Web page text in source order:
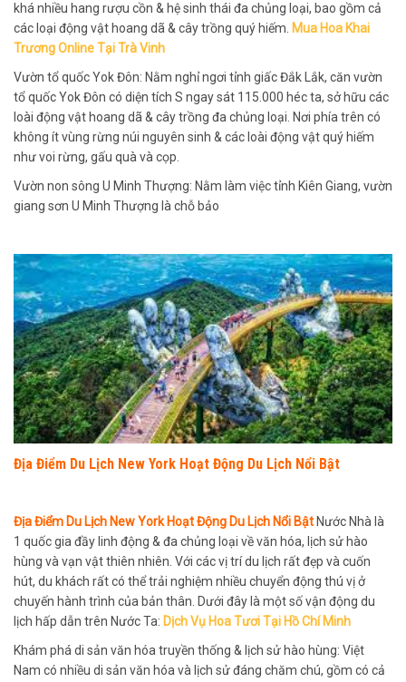
khá nhiều hang rượu cồn & hệ sinh thái đa chủng loại, bao gồm cả
các loại động vật hoang dã & cây trồng quý hiếm. Mua Hoa Khai
Trương Online Tại Trà Vinh
Vườn tổ quốc Yok Đôn: Nằm nghỉ ngơi tỉnh giấc Đắk Lắk, căn vườn
tổ quốc Yok Đôn có diện tích S ngay sát 115.000 héc ta, sở hữu các
loài động vật hoang dã & cây trồng đa chủng loại. Nơi phía trên có
không ít vùng rừng núi nguyên sinh & các loài động vật quý hiếm
như voi rừng, gấu quà và cọp.
Vườn non sông U Minh Thượng: Nằm làm việc tỉnh Kiên Giang, vườn
giang sơn U Minh Thượng là chỗ bảo
Địa Điểm Du Lịch New York Hoạt Động Du Lịch Nổi Bật
Địa Điểm Du Lịch New York Hoạt Động Du Lịch Nổi Bật Nước Nhà là
1 quốc gia đầy linh động & đa chủng loại về văn hóa, lịch sử hào
hùng và vạn vật thiên nhiên. Với các vị trí du lịch rất đẹp và cuốn
hút, du khách rất có thể trải nghiệm nhiều chuyển động thú vị ở
chuyến hành trình của bản thân. Dưới đây là một số vận động du
lịch hấp dẫn trên Nước Ta: Dịch Vụ Hoa Tươi Tại Hồ Chí Minh
Khám phá di sản văn hóa truyền thống & lịch sử hào hùng: Việt
Nam có nhiều di sản văn hóa và lịch sử đáng chăm chú, gồm có cả